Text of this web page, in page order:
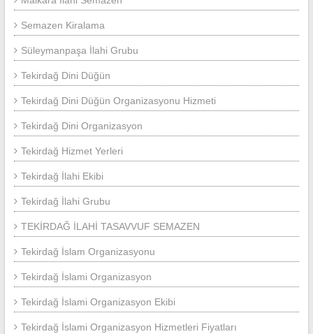
Semazen Kiralama
Süleymanpaşa İlahi Grubu
Tekirdağ Dini Düğün
Tekirdağ Dini Düğün Organizasyonu Hizmeti
Tekirdağ Dini Organizasyon
Tekirdağ Hizmet Yerleri
Tekirdağ İlahi Ekibi
Tekirdağ İlahi Grubu
TEKİRDAĞ İLAHİ TASAVVUF SEMAZEN
Tekirdağ İslam Organizasyonu
Tekirdağ İslami Organizasyon
Tekirdağ İslami Organizasyon Ekibi
Tekirdağ İslami Organizasyon Hizmetleri Fiyatları